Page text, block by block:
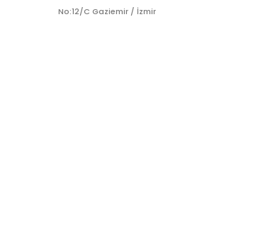
No:12/C Gaziemir / İzmir